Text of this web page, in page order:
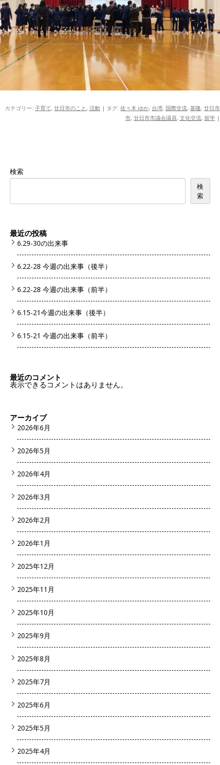
カテゴリー: 子育て, 廿日市のこと, 活動 | タグ: 佐々木 ゆか, 台湾, 国際交流, 基隆, 廿日市
市, 廿日市市議会議員, 文化交流, 留学 |
検索
検
索
最近の投稿
6.29-30の出来事
6.22-28 今週の出来事（後半）
6.22-28 今週の出来事（前半）
6.15-21今週の出来事（後半）
6.15-21 今週の出来事（前半）
最近のコメント
表示できるコメントはありません。
アーカイブ
2026年6月
2026年5月
2026年4月
2026年3月
2026年2月
2026年1月
2025年12月
2025年11月
2025年10月
2025年9月
2025年8月
2025年7月
2025年6月
2025年5月
2025年4月